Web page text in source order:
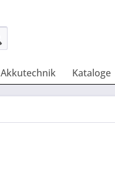
Akkutechnik Kataloge